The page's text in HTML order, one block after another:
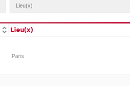
Lieu(x)
Paris